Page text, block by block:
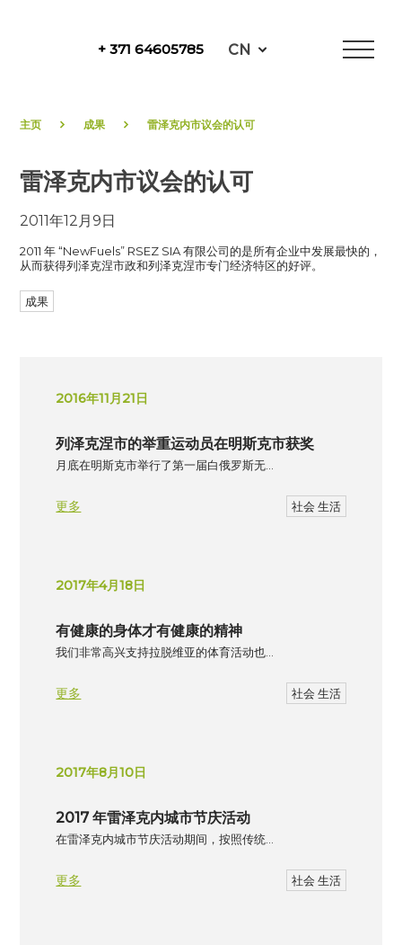
+ 371 64605785 CN
主页 成果 雷泽克内市议会的认可
雷泽克内市议会的认可
2011年12月9日
2011 年 “NewFuels” RSEZ SIA 有限公司的是所有企业中发展最快的，
从而获得列泽克涅市政和列泽克涅市专门经济特区的好评。
成果
2016年11月21日
列泽克涅市的举重运动员在明斯克市获奖
月底在明斯克市举行了第一届白俄罗斯无…
更多 社会 生活
2017年4月18日
有健康的身体才有健康的精神
我们非常高兴支持拉脱维亚的体育活动也…
更多 社会 生活
2017年8月10日
2017 年雷泽克内城市节庆活动
在雷泽克内城市节庆活动期间，按照传统…
更多 社会 生活